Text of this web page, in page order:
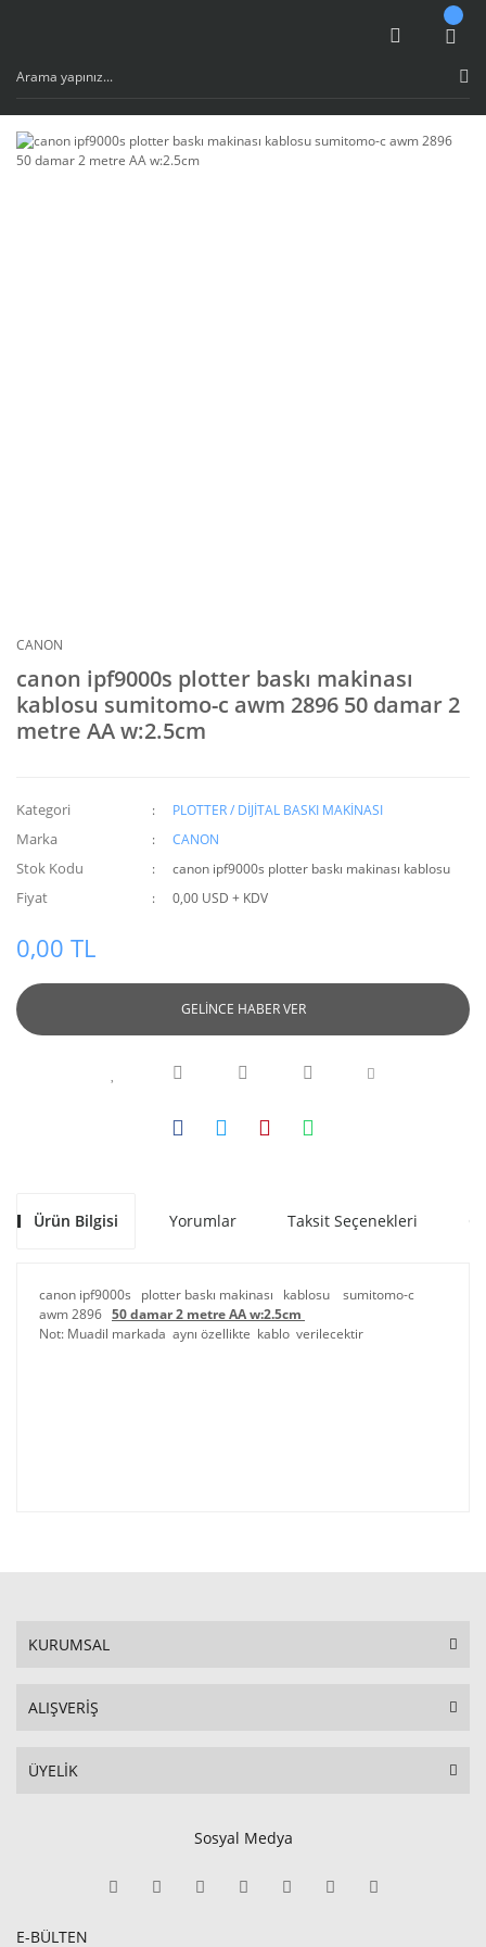
CANON
canon ipf9000s plotter baskı makinası
kablosu sumitomo-c awm 2896 50 damar 2
metre AA w:2.5cm
Kategori PLOTTER / DİJİTAL BASKI MAKİNASI
Marka CANON
Stok Kodu canon ipf9000s plotter baskı makinası kablosu
Fiyat 0,00 USD + KDV
0,00 TL
GELİNCE HABER VER
Ürün Bilgisi Yorumlar Taksit Seçenekleri
canon ipf9000s plotter baskı makinası kablosu sumitomo-c
awm 2896 50 damar 2 metre AA w:2.5cm
Not: Muadil markada aynı özellikte kablo verilecektir
KURUMSAL
ALIŞVERİŞ
ÜYELİK
Sosyal Medya
E-BÜLTEN